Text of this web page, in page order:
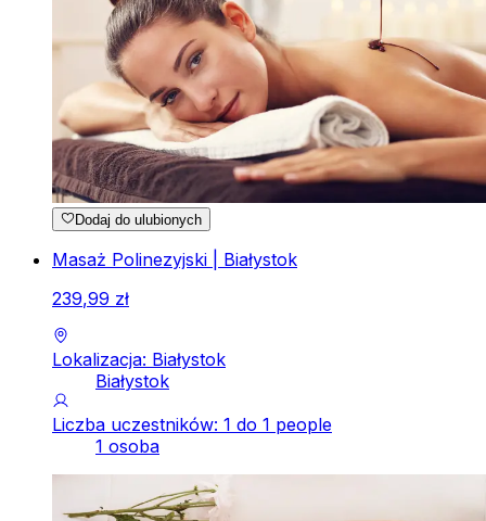
Dodaj do ulubionych
Masaż Polinezyjski | Białystok
239,99 zł
Lokalizacja: Białystok
Białystok
Liczba uczestników: 1 do 1 people
1 osoba